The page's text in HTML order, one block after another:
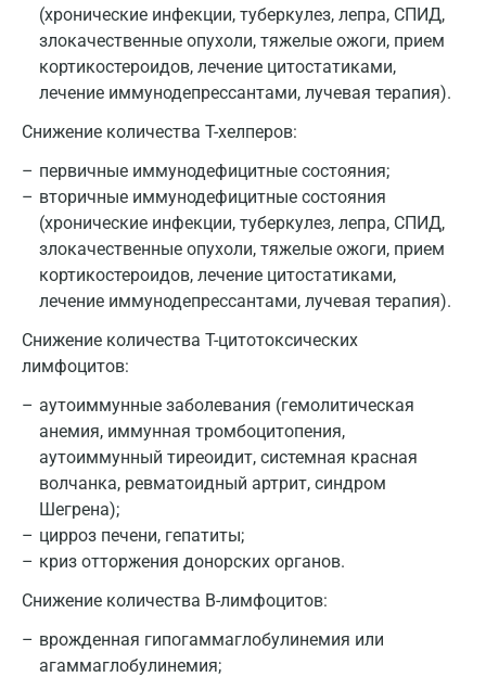
(хронические инфекции, туберкулез, лепра, СПИД,
злокачественные опухоли, тяжелые ожоги, прием
кортикостероидов, лечение цитостатиками,
лечение иммунодепрессантами, лучевая терапия).
Снижение количества T-хелперов:
первичные иммунодефицитные состояния;
вторичные иммунодефицитные состояния
(хронические инфекции, туберкулез, лепра, СПИД,
злокачественные опухоли, тяжелые ожоги, прием
кортикостероидов, лечение цитостатиками,
лечение иммунодепрессантами, лучевая терапия).
Снижение количества T-цитотоксических
лимфоцитов:
аутоиммунные заболевания (гемолитическая
анемия, иммунная тромбоцитопения,
аутоиммунный тиреоидит, системная красная
волчанка, ревматоидный артрит, синдром
Шегрена);
цирроз печени, гепатиты;
криз отторжения донорских органов.
Снижение количества B-лимфоцитов:
врожденная гипогаммаглобулинемия или
агаммаглобулинемия;
Апрелевка
Астрахань
Балашиха
Барнаул
Брянск
Великий Новгород
Видное
Владимир
Волжский
Вологда
Воронеж
Всеволожск
Гатчина
Геленджик